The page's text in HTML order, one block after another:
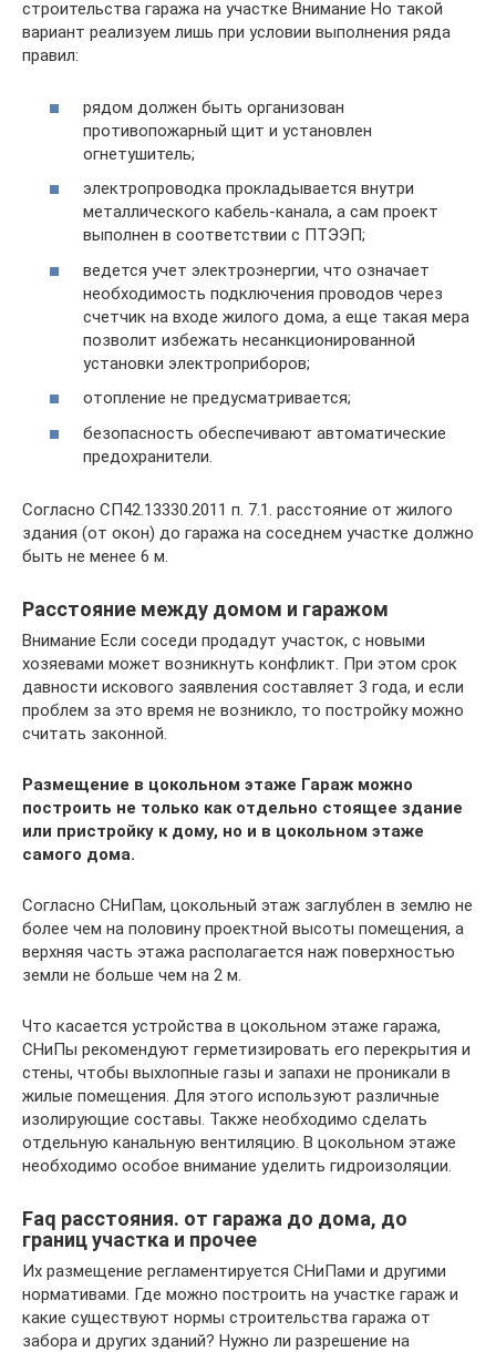
строительства гаража на участке Внимание Но такой
вариант реализуем лишь при условии выполнения ряда
правил:
рядом должен быть организован
противопожарный щит и установлен
огнетушитель;
электропроводка прокладывается внутри
металлического кабель-канала, а сам проект
выполнен в соответствии с ПТЭЭП;
ведется учет электроэнергии, что означает
необходимость подключения проводов через
счетчик на входе жилого дома, а еще такая мера
позволит избежать несанкционированной
установки электроприборов;
отопление не предусматривается;
безопасность обеспечивают автоматические
предохранители.
Согласно СП42.13330.2011 п. 7.1. расстояние от жилого
здания (от окон) до гаража на соседнем участке должно
быть не менее 6 м.
Расстояние между домом и гаражом
Внимание Если соседи продадут участок, с новыми
хозяевами может возникнуть конфликт. При этом срок
давности искового заявления составляет 3 года, и если
проблем за это время не возникло, то постройку можно
считать законной.
Размещение в цокольном этаже Гараж можно
построить не только как отдельно стоящее здание
или пристройку к дому, но и в цокольном этаже
самого дома.
Согласно СНиПам, цокольный этаж заглублен в землю не
более чем на половину проектной высоты помещения, а
верхняя часть этажа располагается наж поверхностью
земли не больше чем на 2 м.
Что касается устройства в цокольном этаже гаража,
СНиПы рекомендуют герметизировать его перекрытия и
стены, чтобы выхлопные газы и запахи не проникали в
жилые помещения. Для этого используют различные
изолирующие составы. Также необходимо сделать
отдельную канальную вентиляцию. В цокольном этаже
необходимо особое внимание уделить гидроизоляции.
Faq расстояния. от гаража до дома, до
границ участка и прочее
Их размещение регламентируется СНиПами и другими
нормативами. Где можно построить на участке гараж и
какие существуют нормы строительства гаража от
забора и других зданий? Нужно ли разрешение на